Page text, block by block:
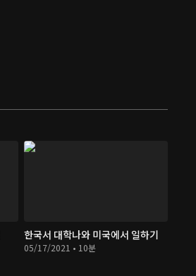
한국서 대학나와 미국에서 일하기
05/17/2021 • 10분